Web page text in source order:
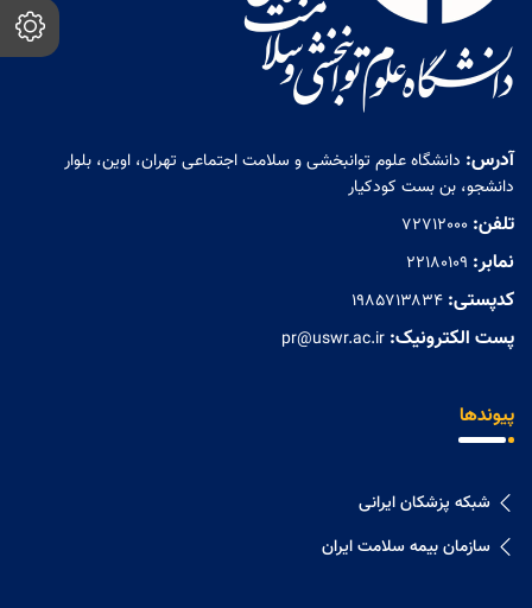
آدرس: دانشگاه علوم توانبخشی و سلامت اجتماعی تهران، اوین، بلوار
دانشجو، بن بست کودکیار
تلفن: 72712000
نمابر: ۲۲۱۸۰۱۰۹
کدپستی: ۱۹۸۵۷۱۳۸۳۴
پست الکترونیک: pr@uswr.ac.ir
پیوندها
شبکه پزشکان ایرانی
سازمان بیمه سلامت ایران